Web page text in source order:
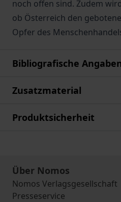
noch offen sind. Zudem
ob Österreich den
Opfer des
Bibliografische
Zusatzmaterial
Produktsicherheit
Über Nomos
Nomos Verlagsgesellschaft
Presseservice